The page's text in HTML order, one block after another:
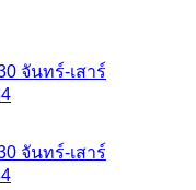
จันทร์-เสาร์
จันทร์-เสาร์